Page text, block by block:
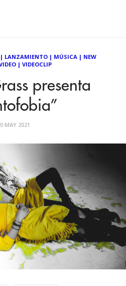
| LANZAMIENTO | MÚSICA | NEW
| VIDEOCLIP
presenta
MAY 2021